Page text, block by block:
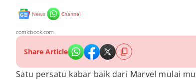
News Channel
comicbook.com
Share Article
Satu persatu kabar baik dari Marvel mulai